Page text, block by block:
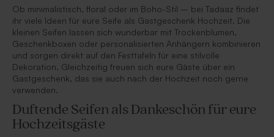
Ob minimalistisch, floral oder im Boho-Stil – bei Tadaaz findet
ihr viele Ideen für eure Seife als Gastgeschenk Hochzeit. Die
kleinen Seifen lassen sich wunderbar mit Trockenblumen,
Geschenkboxen oder personalisierten Anhängern kombinieren
und sorgen direkt auf den Festtafeln für eine stilvolle
Dekoration. Gleichzeitig freuen sich eure Gäste über ein
Gastgeschenk, das sie auch nach der Hochzeit noch gerne
verwenden.
Duftende Seifen als Dankeschön für eure
Hochzeitsgäste